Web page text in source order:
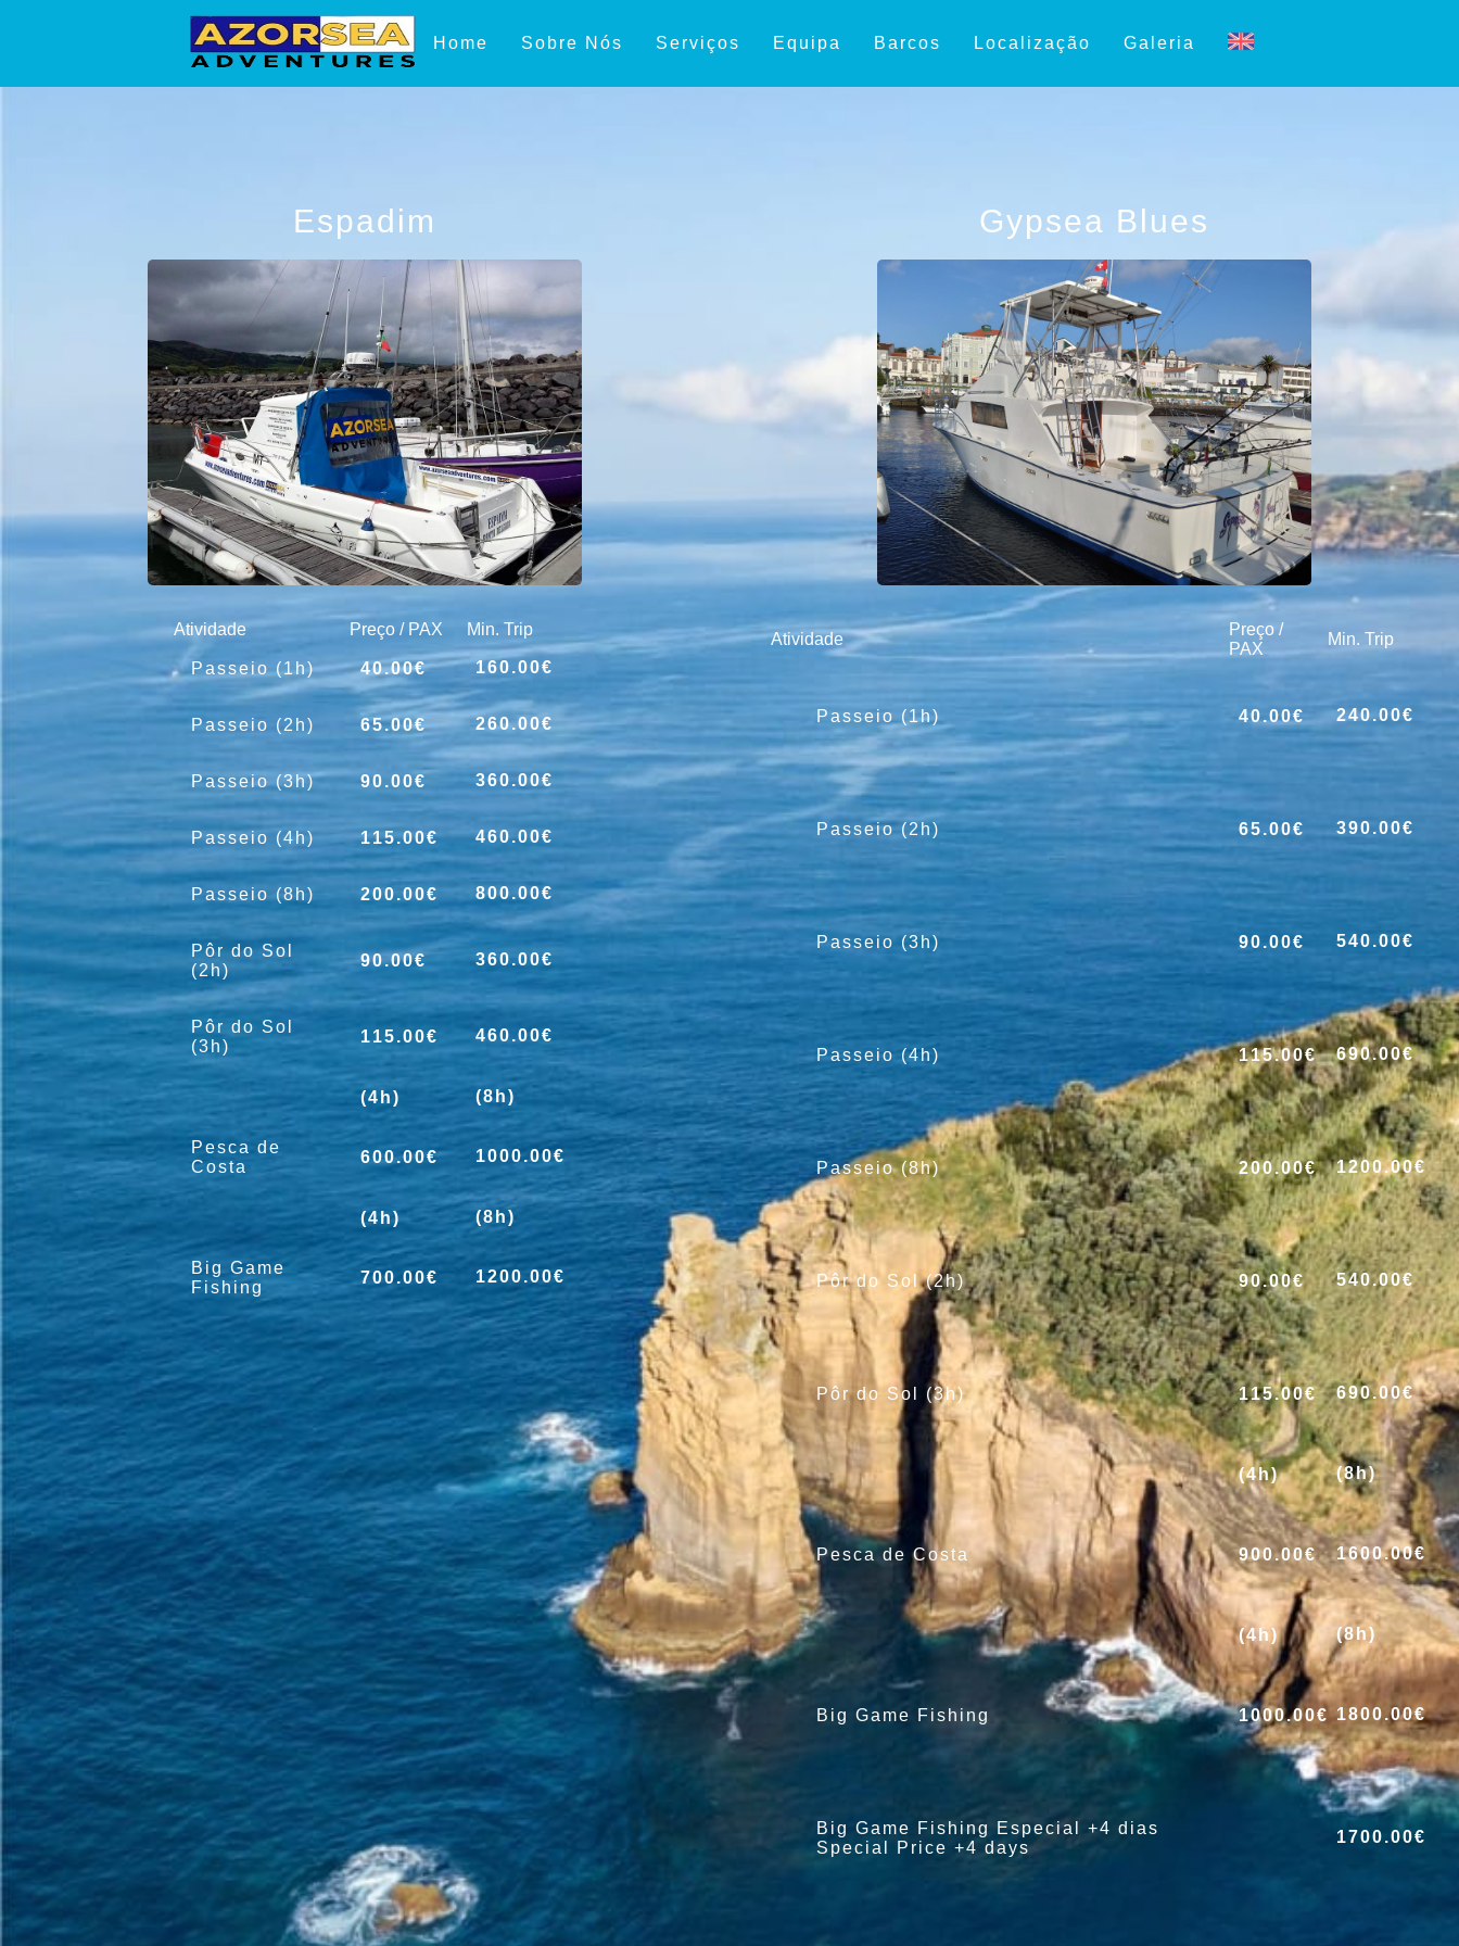
Home Sobre Nós Serviços Equipa Barcos Localização Galeria
Espadim
Atividade Preço / PAX Min. Trip
Passeio (1h) 40.00€ 160.00€
Passeio (2h) 65.00€ 260.00€
Passeio (3h) 90.00€ 360.00€
Passeio (4h) 115.00€ 460.00€
Passeio (8h) 200.00€ 800.00€
Pôr do Sol
(2h)
90.00€ 360.00€
Pôr do Sol
(3h)
115.00€ 460.00€
(4h) (8h)
Pesca de
Costa
600.00€ 1000.00€
(4h) (8h)
Big Game
Fishing
700.00€ 1200.00€
Gypsea Blues
Atividade
Preço /
PAX
Min. Trip
Passeio (1h) 40.00€ 240.00€
Passeio (2h) 65.00€ 390.00€
Passeio (3h) 90.00€ 540.00€
Passeio (4h) 115.00€ 690.00€
Passeio (8h) 200.00€ 1200.00€
Pôr do Sol (2h) 90.00€ 540.00€
Pôr do Sol (3h) 115.00€ 690.00€
(4h) (8h)
Pesca de Costa 900.00€ 1600.00€
(4h) (8h)
Big Game Fishing 1000.00€ 1800.00€
Big Game Fishing Especial +4 dias
Special Price +4 days
1700.00€